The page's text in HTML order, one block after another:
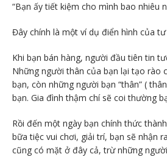
“Bạn ấy tiết kiệm cho mình bao nhiêu
Đây chính là một ví dụ điển hình của
Khi bạn bán hàng, người đầu tiên tin
Những người thân của bạn lại tạo rào
bạn, còn những người bạn “thân” (
bạn. Gia đình thậm chí sẽ coi thường
Rồi đến một ngày bạn chính thức
bữa tiệc vui chơi, giải trí, bạn sẽ nhận
cũng có mặt ở đây cả, trừ những